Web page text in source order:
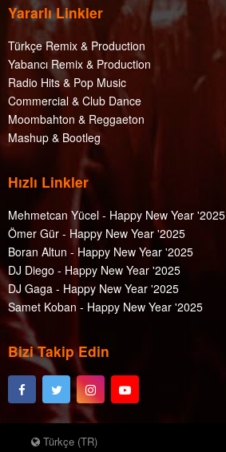
Yararlı Linkler
Türkçe Remix & Production
Yabancı Remix & Production
Radio Hits & Pop Music
Commercial & Club Dance
Moombahton & Reggaeton
Mashup & Bootleg
Hızlı Linkler
Mehmetcan Yücel - Happy New Year '2025
Ömer Gür - Happy New Year '2025
Boran Altun - Happy New Year '2025
DJ Diego - Happy New Year '2025
DJ Gaga - Happy New Year '2025
Samet Koban - Happy New Year '2025
Bizi Takip Edin
Türkçe (TR)